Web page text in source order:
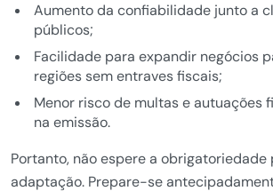
Aumento da confiabilidade junto a
públicos;
Facilidade para expandir negócios
regiões sem entraves fiscais;
Menor risco de multas e autuações
na emissão.
Portanto, não espere a obrigatoriedade
adaptação. Prepare-se